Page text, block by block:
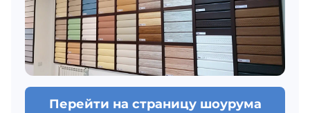
Перейти на страницу шоурума